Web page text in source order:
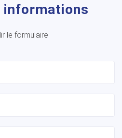
informations
le formulaire